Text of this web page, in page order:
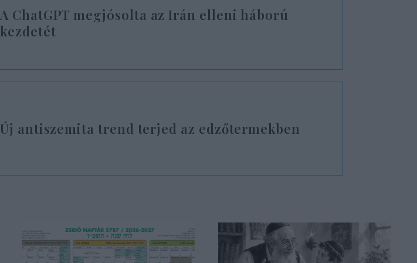
A ChatGPT megjósolta az Irán elleni háború
kezdetét
Új antiszemita trend terjed az edzőtermekben